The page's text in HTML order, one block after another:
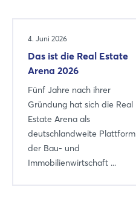
4. Juni 2026
Das ist die Real Estate
Arena 2026
Fünf Jahre nach ihrer
Gründung hat sich die Real
Estate Arena als
deutschlandweite Plattform
der Bau- und
Immobilienwirtschaft ...